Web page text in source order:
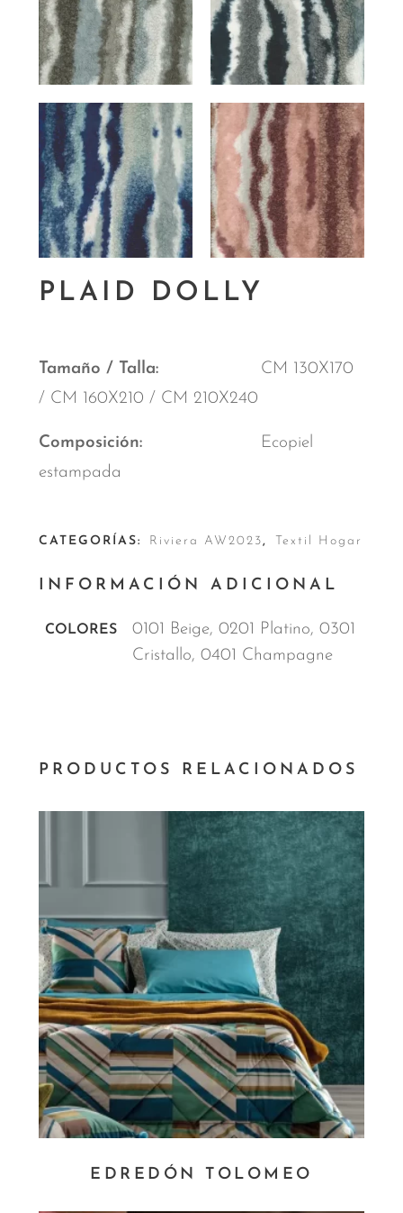
PLAID DOLLY
Tamaño / Talla
CM 130X170
/ CM 160X210 / CM 210X240
Composición
Ecopiel
estampada
CATEGORÍAS: Riviera AW2023, Textil Hogar
INFORMACIÓN ADICIONAL
COLORES
0101 Beige, 0201 Platino, 0301
Cristallo, 0401 Champagne
PRODUCTOS RELACIONADOS
EDREDÓN TOLOMEO